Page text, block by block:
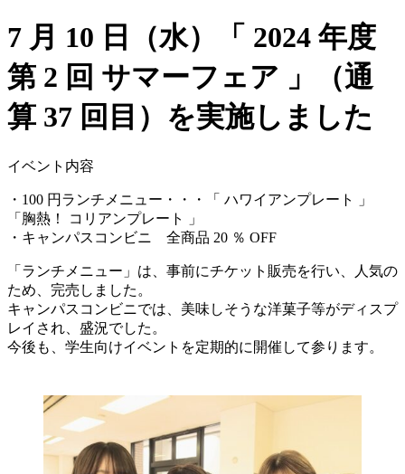
7 月 10 日（水）「 2024 年度
第 2 回 サマーフェア 」（通
算 37 回目）を実施しました
イベント内容
・100 円ランチメニュー・・・「 ハワイアンプレート 」
「胸熱！ コリアンプレート 」
・キャンパスコンビニ 全商品 20 ％ OFF
「ランチメニュー」は、事前にチケット販売を行い、人気の
ため、完売しました。
キャンパスコンビニでは、美味しそうな洋菓子等がディスプ
レイされ、盛況でした。
今後も、学生向けイベントを定期的に開催して参ります。